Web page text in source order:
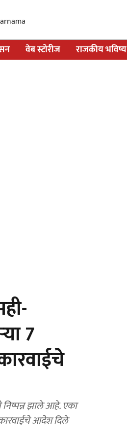
वेब स्टोरीज राजकीय भविष्य
7
झाले आहे. एका
कारवाईचे आदेश दिले